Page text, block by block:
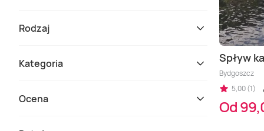
Rodzaj
Kategoria
Ocena
Spływ
Bydgoszcz
5,00 (1)
Od